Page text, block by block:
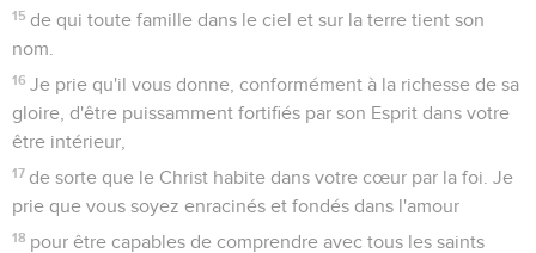
15 de qui toute famille dans le ciel et sur la terre tient son
nom.
16 Je prie qu'il vous donne, conformément à la richesse de sa
gloire, d'être puissamment fortifiés par son Esprit dans votre
être intérieur,
17 de sorte que le Christ habite dans votre cœur par la foi. Je
prie que vous soyez enracinés et fondés dans l'amour
18 pour être capables de comprendre avec tous les saints